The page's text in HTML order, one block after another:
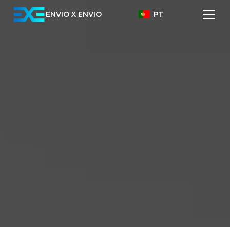
ENVIO X ENVIO PT